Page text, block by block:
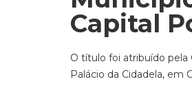
Capital
O título foi atribuído pela
Palácio da Cidadela, em